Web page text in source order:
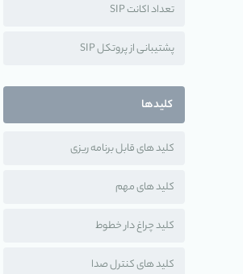
تعداد اکانت SIP
پشتیبانی از پروتکل SIP
کلیدها
کلید های قابل برنامه ریزی
کلید های مهم
کلید چراغ دار خطوط
کلید های کنترل صدا